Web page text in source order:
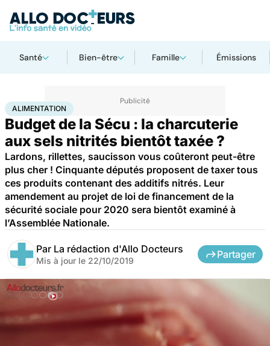
Santé Bien-être Famille Émissions
AccueilBien-être Nutrition Alimentation
ALIMENTATION
Budget de la Sécu : la charcuterie
aux sels nitrités bientôt taxée ?
Lardons, rillettes, saucisson vous coûteront peut-être
plus cher ! Cinquante députés proposent de taxer tous
ces produits contenant des additifs nitrés. Leur
amendement au projet de loi de financement de la
sécurité sociale pour 2020 sera bientôt examiné à
l’Assemblée Nationale.
Par La rédaction d'Allo Docteurs
Mis à jour le 22/10/2019
Partager